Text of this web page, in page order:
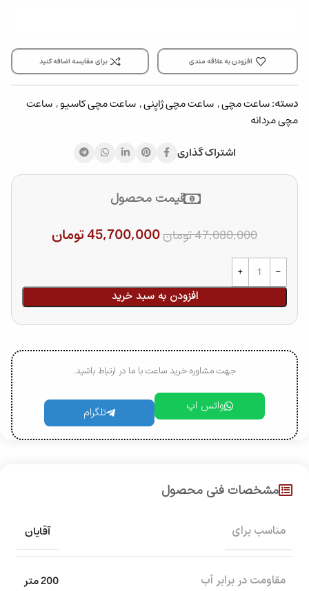
افزودن به علاقه مندی برای مقایسه اضافه کنید
دسته:ساعت مچی, ساعت مچی ژاپنی, ساعت مچی کاسیو, ساعت
مچی مردانه
اشتراک گذاری
قیمت محصول
47,080,000تومان45,700,000تومان
افزودن به سبد خرید
جهت مشاوره خرید ساعت با ما در ارتباط باشید.
واتس اپ تلگرام
مشخصات فنی محصول
مناسب برای آقایان
مقاومت در برابر آب 200 متر